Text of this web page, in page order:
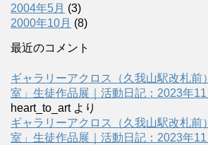
2004年5月 (3)
2000年10月 (8)
最近のコメント
ギャラリーアクロス（久我山駅改札前
室」生徒作品展｜活動日記：2023年11
heart_to_artより
ギャラリーアクロス（久我山駅改札前
室」生徒作品展｜活動日記：2023年11